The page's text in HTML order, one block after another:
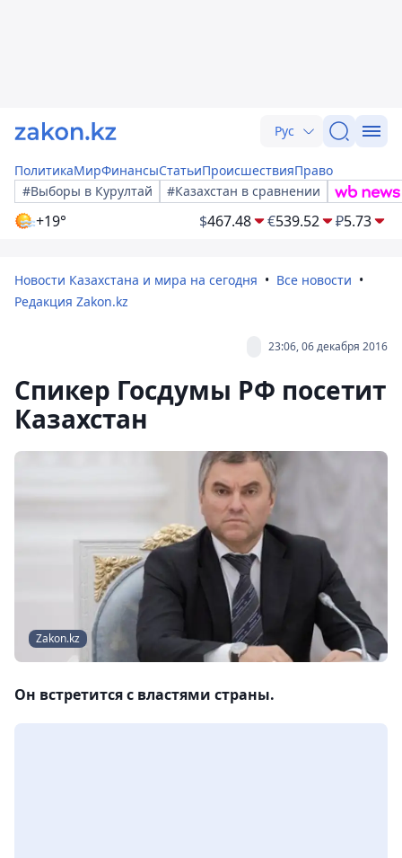
Рус
ПолитикаМирФинансыСтатьиПроисшествияПраво
#Выборы в Курултай
#Казахстан в сравнении
+19° $467.48 €539.52 ₽5.73
Новости Казахстана и мира на сегодня
Все новости
Редакция Zakon.kz
23:06, 06 декабря 2016
Спикер Госдумы РФ посетит
Казахстан
Zakon.kz
Он встретится с властями страны.